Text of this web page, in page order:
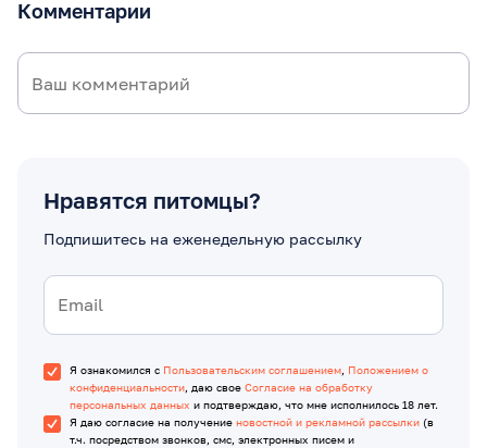
Комментарии
Нравятся питомцы?
Подпишитесь на еженедельную рассылку
Я ознакомился с Пользовательским соглашением, Положением о
конфиденциальности, даю свое Согласие на обработку
персональных данных и подтверждаю, что мне исполнилось 18 лет.
Я даю согласие на получение новостной и рекламной рассылки (в
т.ч. посредством звонков, смс, электронных писем и